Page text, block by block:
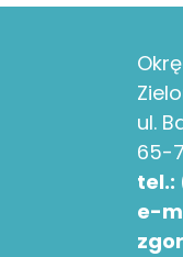
ul.
65-
tel.:
e-